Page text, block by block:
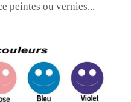
peintes ou vernies...